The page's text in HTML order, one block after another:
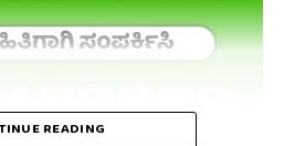
READING